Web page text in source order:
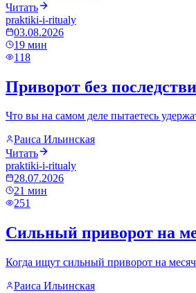
Читать
praktiki-i-ritualy
03.08.2026
19 мин
118
Приворот без
Что вы на самом деле пытаетесь
Раиса Ильинская
Читать
praktiki-i-ritualy
28.07.2026
21 мин
251
Сильный приворот на
Когда ищут сильный приворот на
Раиса Ильинская